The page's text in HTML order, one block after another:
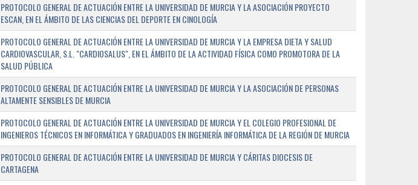
PROTOCOLO GENERAL DE ACTUACIÓN ENTRE LA UNIVERSIDAD DE MURCIA Y LA ASOCIACIÓN PROYECTO
ESCAN, EN EL ÁMBITO DE LAS CIENCIAS DEL DEPORTE EN CINOLOGÍA
PROTOCOLO GENERAL DE ACTUACIÓN ENTRE LA UNIVERSIDAD DE MURCIA Y LA EMPRESA DIETA Y SALUD
CARDIOVASCULAR, S.L. "CARDIOSALUS", EN EL ÁMBITO DE LA ACTIVIDAD FÍSICA COMO PROMOTORA DE LA
SALUD PÚBLICA
PROTOCOLO GENERAL DE ACTUACIÓN ENTRE LA UNIVERSIDAD DE MURCIA Y LA ASOCIACIÓN DE PERSONAS
ALTAMENTE SENSIBLES DE MURCIA
PROTOCOLO GENERAL DE ACTUACIÓN ENTRE LA UNIVERSIDAD DE MURCIA Y EL COLEGIO PROFESIONAL DE
INGENIEROS TÉCNICOS EN INFORMÁTICA Y GRADUADOS EN INGENIERÍA INFORMÁTICA DE LA REGIÓN DE MURCIA
PROTOCOLO GENERAL DE ACTUACIÓN ENTRE LA UNIVERSIDAD DE MURCIA Y CÁRITAS DIOCESIS DE
CARTAGENA